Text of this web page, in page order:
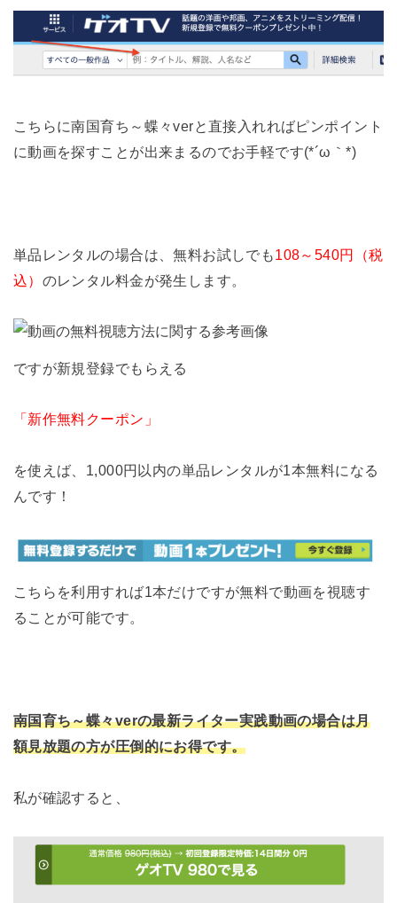
こちらに南国育ち～蝶々verと直接入れればピンポイント
に動画を探すことが出来まるのでお手軽です(*´ω｀*)
単品レンタルの場合は、無料お試しでも108～540円（税
込） のレンタル料金が発生します。
ですが新規登録でもらえる
「新作無料クーポン」
を使えば、1,000円以内の単品レンタルが1本無料になる
んです！
こちらを利用すれば1本だけですが無料で動画を視聴す
ることが可能です。
南国育ち～蝶々verの最新ライター実践動画の場合は月
額見放題の方が圧倒的にお得です。
私が確認すると、